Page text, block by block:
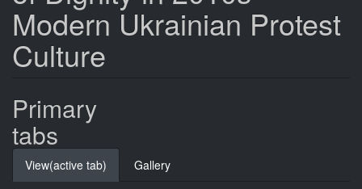
Modern Ukrainian Protest
Culture
Primary
tabs
View(active tab) Gallery